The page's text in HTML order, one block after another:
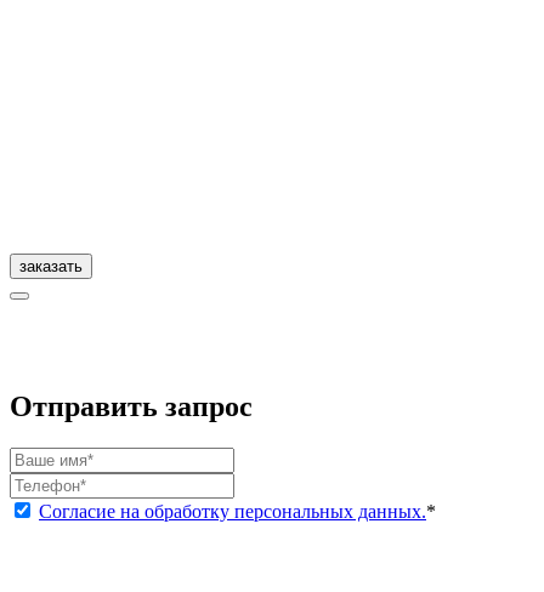
заказать
Отправить запрос
Согласие на обработку персональных данных.*